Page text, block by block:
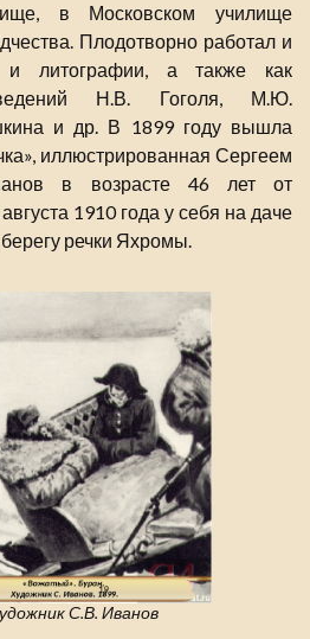
в Московском училище
Плодотворно работал и
литографии, а также как
Н.В. Гоголя, М.Ю.
и др. В 1899 году вышла
иллюстрированная Сергеем
в возрасте 46 лет от
1910 года у себя на даче
речки Яхромы.
С.В. Иванов